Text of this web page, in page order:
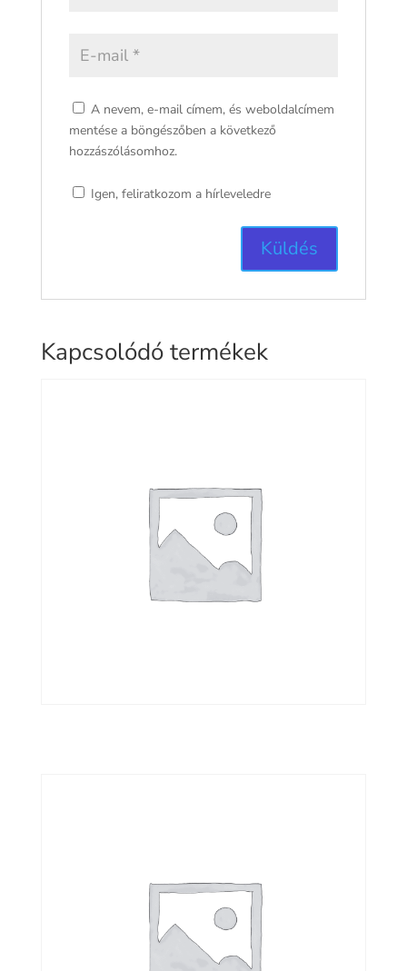
A nevem, e-mail címem, és weboldalcímem
mentése a böngészőben a következő
hozzászólásomhoz.
Igen, feliratkozom a hírleveledre
Kapcsolódó termékek